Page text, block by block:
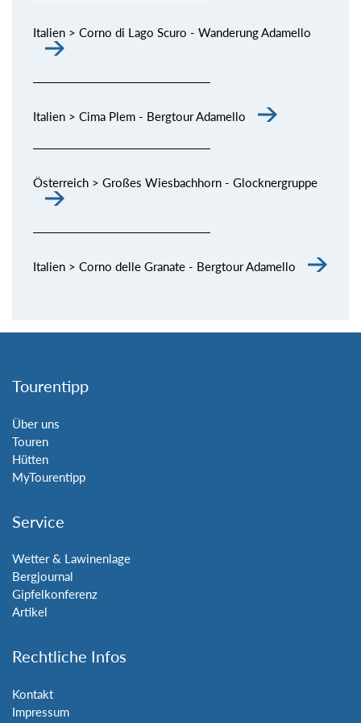
Italien > Corno di Lago Scuro - Wanderung Adamello
Italien > Cima Plem - Bergtour Adamello
Österreich > Großes Wiesbachhorn - Glocknergruppe
Italien > Corno delle Granate - Bergtour Adamello
Tourentipp
Über uns
Touren
Hütten
MyTourentipp
Service
Wetter & Lawinenlage
Bergjournal
Gipfelkonferenz
Artikel
Rechtliche Infos
Kontakt
Impressum